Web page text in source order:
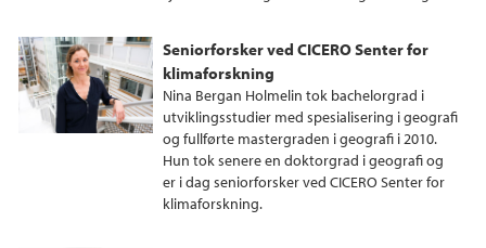
Seniorforsker ved CICERO Senter for
klimaforskning
Nina Bergan Holmelin tok bachelorgrad i
utviklingsstudier med spesialisering i geografi
og fullførte mastergraden i geografi i 2010.
Hun tok senere en doktorgrad i geografi og
er i dag seniorforsker ved CICERO Senter for
klimaforskning.